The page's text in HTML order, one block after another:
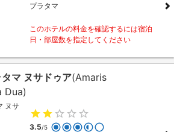
プラタマ
このホテルの料金を確認するには宿泊
日・部屋数を指定してください
マ ヌサドゥア(Amaris
Dua)
3.5/5